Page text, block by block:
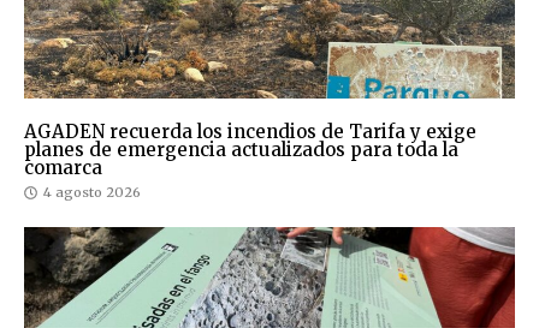
AGADEN recuerda los incendios de Tarifa y exige
planes de emergencia actualizados para toda la
comarca
4 agosto 2026